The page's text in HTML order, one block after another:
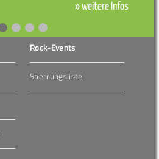
» weitere Infos
Rock-Events
Sperrungsliste